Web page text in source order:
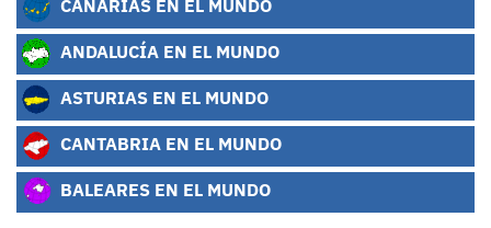
CANARIAS EN EL MUNDO
ANDALUCÍA EN EL MUNDO
ASTURIAS EN EL MUNDO
CANTABRIA EN EL MUNDO
BALEARES EN EL MUNDO